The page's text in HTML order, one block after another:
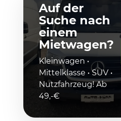
Auf der
Suche nach
einem
Mietwagen?
Kleinwagen •
Mittelklasse • SUV •
Nutzfahrzeug! Ab
49,-€